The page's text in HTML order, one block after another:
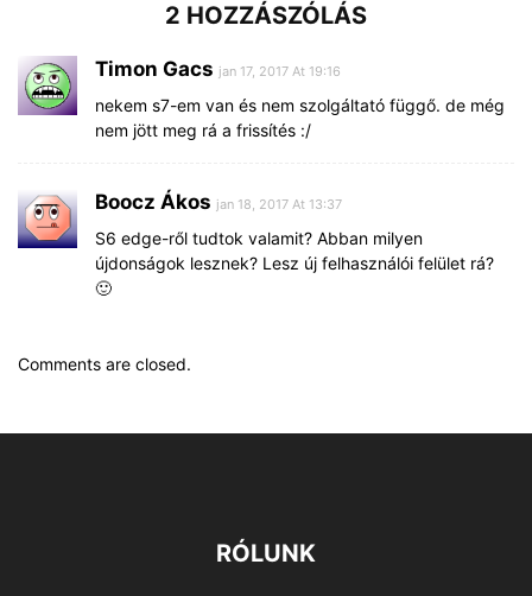
2 HOZZÁSZÓLÁS
Timon Gacs jan 17, 2017 At 19:16
nekem s7-em van és nem szolgáltató függő. de még
nem jött meg rá a frissítés :/
Boocz Ákos jan 18, 2017 At 13:37
S6 edge-ről tudtok valamit? Abban milyen
újdonságok lesznek? Lesz új felhasználói felület rá?
🙂
Comments are closed.
RÓLUNK